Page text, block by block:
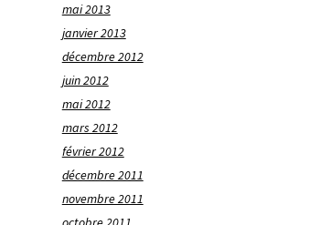
mai 2013
janvier 2013
décembre 2012
juin 2012
mai 2012
mars 2012
février 2012
décembre 2011
novembre 2011